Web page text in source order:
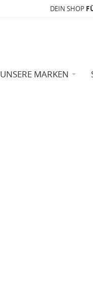
DEIN SHOP
UNSERE MARKEN